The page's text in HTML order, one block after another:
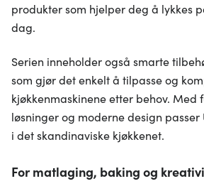
produkter som hjelper deg å lykkes
dag.
Serien inneholder også smarte
som gjør det enkelt å tilpasse og
kjøkkenmaskinene etter behov. Med
løsninger og moderne design
i det skandinaviske kjøkkenet.
For matlaging, baking og